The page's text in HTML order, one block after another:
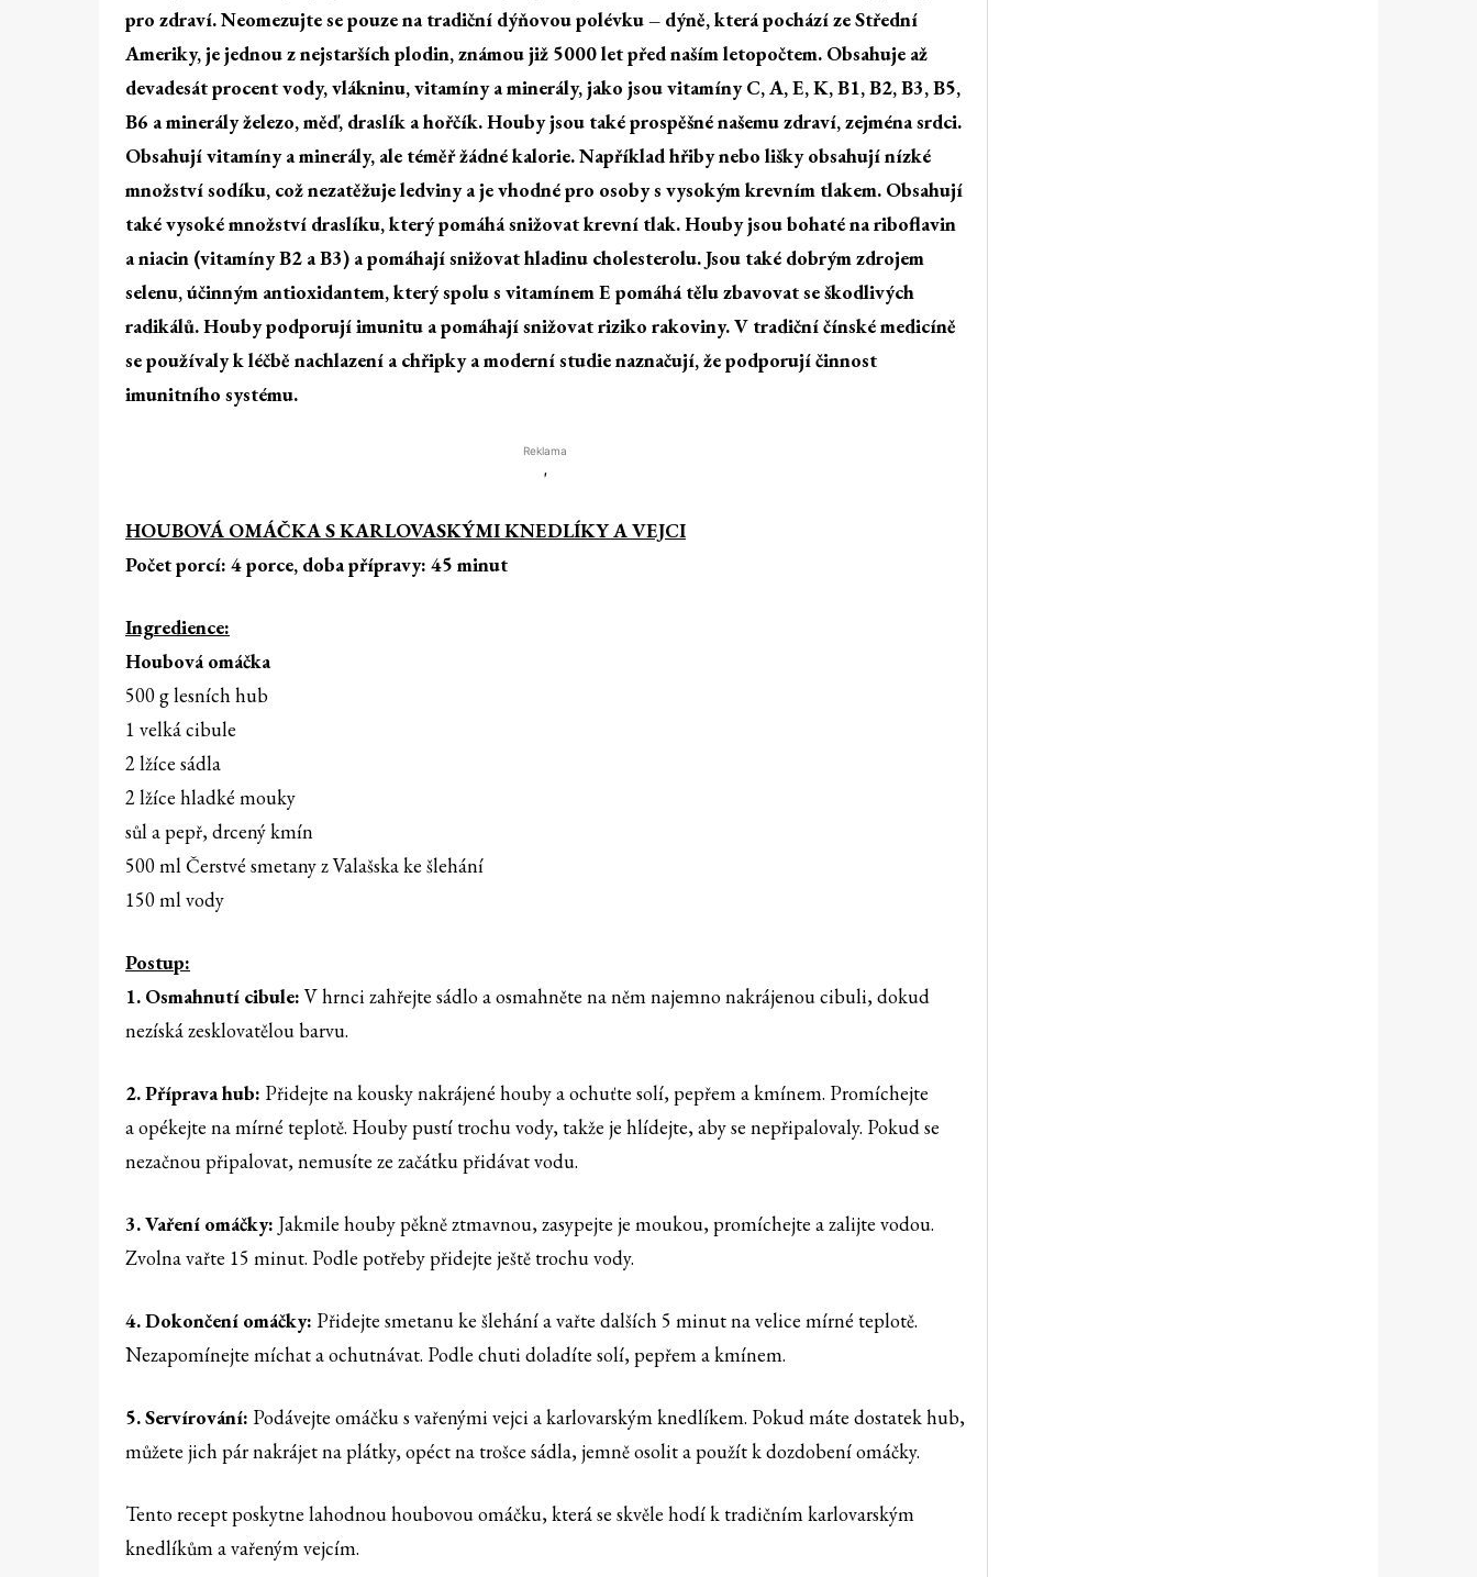
pro zdraví. Neomezujte se pouze na tradiční dýňovou polévku – dýně, která pochází ze Střední
Ameriky, je jednou z nejstarších plodin, známou již 5000 let před naším letopočtem. Obsahuje až
devadesát procent vody, vlákninu, vitamíny a minerály, jako jsou vitamíny C, A, E, K, B1, B2, B3, B5,
B6 a minerály železo, měď, draslík a hořčík. Houby jsou také prospěšné našemu zdraví, zejména srdci.
Obsahují vitamíny a minerály, ale téměř žádné kalorie. Například hřiby nebo lišky obsahují nízké
množství sodíku, což nezatěžuje ledviny a je vhodné pro osoby s vysokým krevním tlakem. Obsahují
také vysoké množství draslíku, který pomáhá snižovat krevní tlak. Houby jsou bohaté na riboflavin
a niacin (vitamíny B2 a B3) a pomáhají snižovat hladinu cholesterolu. Jsou také dobrým zdrojem
selenu, účinným antioxidantem, který spolu s vitamínem E pomáhá tělu zbavovat se škodlivých
radikálů. Houby podporují imunitu a pomáhají snižovat riziko rakoviny. V tradiční čínské medicíně
se používaly k léčbě nachlazení a chřipky a moderní studie naznačují, že podporují činnost
imunitního systému.
Reklama
'
HOUBOVÁ OMÁČKA S KARLOVASKÝMI KNEDLÍKY A VEJCI
Počet porcí: 4 porce, doba přípravy: 45 minut
Ingredience:
Houbová omáčka
500 g lesních hub
1 velká cibule
2 lžíce sádla
2 lžíce hladké mouky
sůl a pepř, drcený kmín
500 ml Čerstvé smetany z Valašska ke šlehání
150 ml vody
Postup:
1. Osmahnutí cibule:V hrnci zahřejte sádlo a osmahněte na něm najemno nakrájenou cibuli, dokud
nezíská zesklovatělou barvu.
2. Příprava hub: Přidejte na kousky nakrájené houby a ochuťte solí, pepřem a kmínem. Promíchejte
a opékejte na mírné teplotě. Houby pustí trochu vody, takže je hlídejte, aby se nepřipalovaly. Pokud se
nezačnou připalovat, nemusíte ze začátku přidávat vodu.
3. Vaření omáčky: Jakmile houby pěkně ztmavnou, zasypejte je moukou, promíchejte a zalijte vodou.
Zvolna vařte 15 minut. Podle potřeby přidejte ještě trochu vody.
4. Dokončení omáčky: Přidejte smetanu ke šlehání a vařte dalších 5 minut na velice mírné teplotě.
Nezapomínejte míchat a ochutnávat. Podle chuti doladíte solí, pepřem a kmínem.
5. Servírování: Podávejte omáčku s vařenými vejci a karlovarským knedlíkem. Pokud máte dostatek hub,
můžete jich pár nakrájet na plátky, opéct na trošce sádla, jemně osolit a použít k dozdobení omáčky.
Tento recept poskytne lahodnou houbovou omáčku, která se skvěle hodí k tradičním karlovarským
knedlíkům a vařeným vejcím.